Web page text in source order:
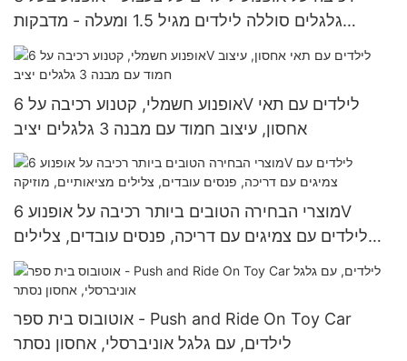
גלגלים סוללה לילדים מגיל 1.5 ומעלה - מדבקות
משטרה ופנסים
אופנוע חשמלי, קטנוע רכיבה על 6V לילדים עם תאי
אחסון, עיצוב חמוד עם מבנה 3 גלגלים יציב
מוצרי הבחירה הטובים ביותר רכיבה על אופנוע 6V
לילדים עם צמיגים עם דריכה, פנסים עובדים, צלילים
מציאותיים, מוזיקה
אוטובוס בית ספר - Push and Ride On Toy Car
לילדים, עם גלגל אוניברסלי, אחסון נסתר